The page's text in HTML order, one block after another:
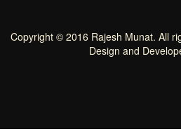
Copyright © 2016 Rajesh Munat. All
Design and